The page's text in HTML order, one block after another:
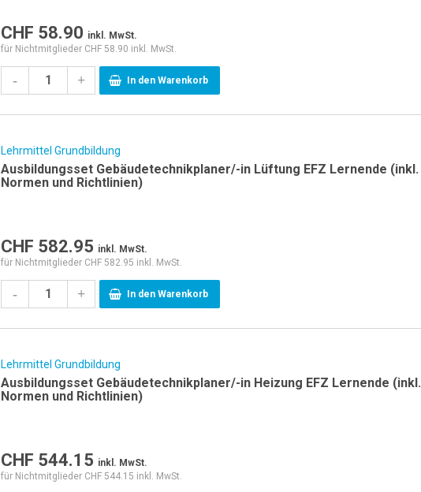
CHF 58.90 inkl. MwSt.
für Nichtmitglieder CHF 58.90 inkl. MwSt.
- + In den Warenkorb
Lehrmittel Grundbildung
Ausbildungsset Gebäudetechnikplaner/-in Lüftung EFZ Lernende (inkl.
Normen und Richtlinien)
CHF 582.95 inkl. MwSt.
für Nichtmitglieder CHF 582.95 inkl. MwSt.
- + In den Warenkorb
Lehrmittel Grundbildung
Ausbildungsset Gebäudetechnikplaner/-in Heizung EFZ Lernende (inkl.
Normen und Richtlinien)
CHF 544.15 inkl. MwSt.
für Nichtmitglieder CHF 544.15 inkl. MwSt.